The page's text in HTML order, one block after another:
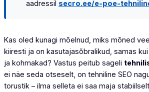
aadressil secro.ee/e-poe-
Kas oled kunagi mõelnud, miks mõned
kiiresti ja on kasutajasõbralikud, samas
ja kohmakad? Vastus peitub sageli
ei näe seda otseselt, on tehniline SEO
torustik – ilma selleta ei saa maja